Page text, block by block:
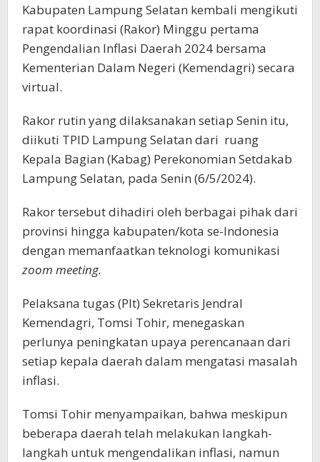
Kabupaten Lampung Selatan kembali mengikuti
rapat koordinasi (Rakor) Minggu pertama
Pengendalian Inflasi Daerah 2024 bersama
Kementerian Dalam Negeri (Kemendagri) secara
virtual.
Rakor rutin yang dilaksanakan setiap Senin itu,
diikuti TPID Lampung Selatan dari ruang
Kepala Bagian (Kabag) Perekonomian Setdakab
Lampung Selatan, pada Senin (6/5/2024).
Rakor tersebut dihadiri oleh berbagai pihak dari
provinsi hingga kabupaten/kota se-Indonesia
dengan memanfaatkan teknologi komunikasi
zoom meeting.
Pelaksana tugas (Plt) Sekretaris Jendral
Kemendagri, Tomsi Tohir, menegaskan
perlunya peningkatan upaya perencanaan dari
setiap kepala daerah dalam mengatasi masalah
inflasi.
Tomsi Tohir menyampaikan, bahwa meskipun
beberapa daerah telah melakukan langkah-
langkah untuk mengendalikan inflasi, namun